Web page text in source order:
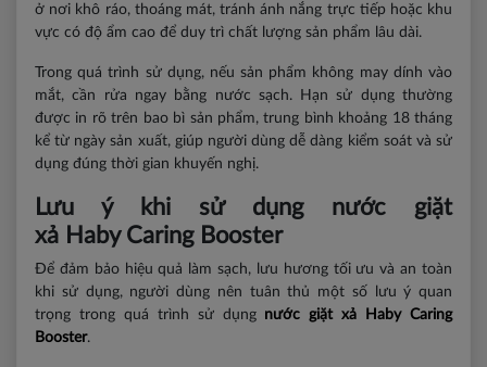
ở nơi khô ráo, thoáng mát, tránh ánh nắng trực tiếp hoặc khu
vực có độ ẩm cao để duy trì chất lượng sản phẩm lâu dài.
Trong quá trình sử dụng, nếu sản phẩm không may dính vào
mắt, cần rửa ngay bằng nước sạch. Hạn sử dụng thường
được in rõ trên bao bì sản phẩm, trung bình khoảng 18 tháng
kể từ ngày sản xuất, giúp người dùng dễ dàng kiểm soát và sử
dụng đúng thời gian khuyến nghị.
Lưu ý khi sử dụng nước giặt
xả Haby Caring Booster
Để đảm bảo hiệu quả làm sạch, lưu hương tối ưu và an toàn
khi sử dụng, người dùng nên tuân thủ một số lưu ý quan
trọng trong quá trình sử dụng
nước giặt xả
Haby Caring
Booster.